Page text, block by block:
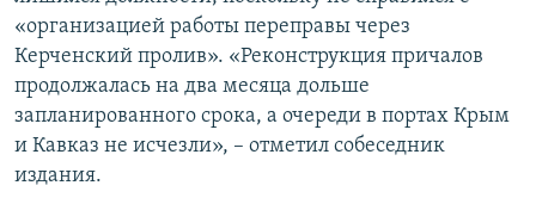
«организацией работы переправы через
Керченский пролив». «Реконструкция причалов
продолжалась на два месяца дольше
запланированного срока, а очереди в портах Крым
и Кавказ не исчезли», – отметил собеседник
издания.